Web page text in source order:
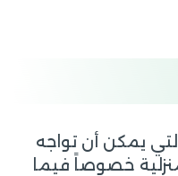
يمكن أن تواجه
خصوصاً فيما